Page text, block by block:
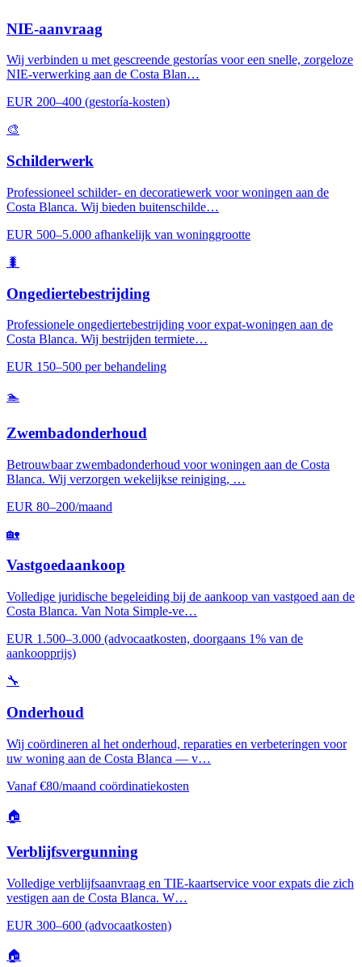
NIE-aanvraag
Wij verbinden u met gescreende gestorías voor een snelle, zorgeloze
NIE-verwerking aan de Costa Blan…
EUR 200–400 (gestoría-kosten)
🎨
Schilderwerk
Professioneel schilder- en decoratiewerk voor woningen aan de
Costa Blanca. Wij bieden buitenschilde…
EUR 500–5.000 afhankelijk van woninggrootte
🐛
Ongediertebestrijding
Professionele ongediertebestrijding voor expat-woningen aan de
Costa Blanca. Wij bestrijden termiete…
EUR 150–500 per behandeling
🏊
Zwembadonderhoud
Betrouwbaar zwembadonderhoud voor woningen aan de Costa
Blanca. Wij verzorgen wekelijkse reiniging, …
EUR 80–200/maand
🏡
Vastgoedaankoop
Volledige juridische begeleiding bij de aankoop van vastgoed aan de
Costa Blanca. Van Nota Simple-ve…
EUR 1.500–3.000 (advocaatkosten, doorgaans 1% van de
aankoopprijs)
🔧
Onderhoud
Wij coördineren al het onderhoud, reparaties en verbeteringen voor
uw woning aan de Costa Blanca — v…
Vanaf €80/maand coördinatiekosten
🏠
Verblijfsvergunning
Volledige verblijfsaanvraag en TIE-kaartservice voor expats die zich
vestigen aan de Costa Blanca. W…
EUR 300–600 (advocaatkosten)
🏠